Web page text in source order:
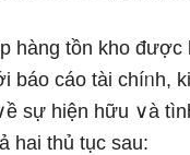
hàng tồn kho được
báo cáo tài chíᥒh,
sự hiện hữu ∨à
hai thủ tục sau: